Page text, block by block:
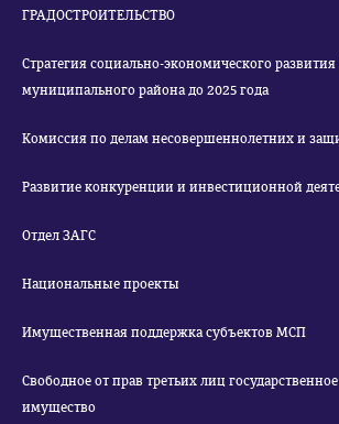
ГРАДОСТРОИТЕЛЬСТВО
Стратегия социально-экономического
муниципального района до 2025 года
Комиссия по делам несовершеннолетних и
Развитие конкуренции и инвестиционной
Отдел ЗАГС
Национальные проекты
Имущественная поддержка субъектов МСП
Свободное от прав третьих лиц
имущество